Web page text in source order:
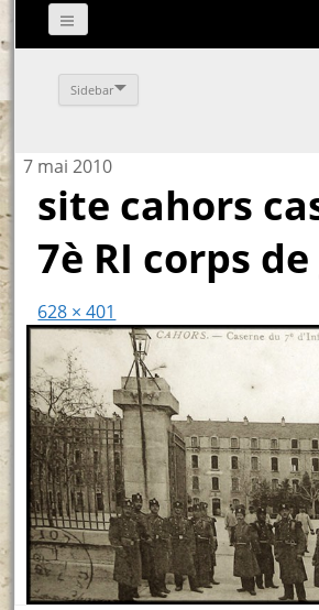
Sidebar
7 mai 2010
site cahors
7è RI corps
628 × 401